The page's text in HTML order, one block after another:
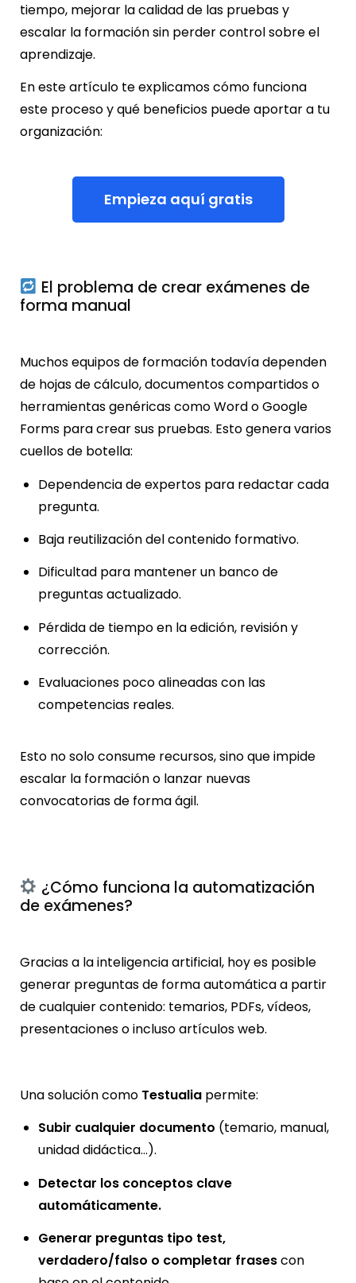
tiempo, mejorar la calidad de las pruebas y
escalar la formación sin perder control sobre el
aprendizaje.
En este artículo te explicamos cómo funciona
este proceso y qué beneficios puede aportar a tu
organización:
Empieza aquí gratis
El problema de crear exámenes de
forma manual
Muchos equipos de formación todavía dependen
de hojas de cálculo, documentos compartidos o
herramientas genéricas como Word o Google
Forms para crear sus pruebas. Esto genera varios
cuellos de botella:
Dependencia de expertos para redactar cada
pregunta.
Baja reutilización del contenido formativo.
Dificultad para mantener un banco de
preguntas actualizado.
Pérdida de tiempo en la edición, revisión y
corrección.
Evaluaciones poco alineadas con las
competencias reales.
Esto no solo consume recursos, sino que impide
escalar la formación o lanzar nuevas
convocatorias de forma ágil.
¿Cómo funciona la automatización
de exámenes?
Gracias a la inteligencia artificial, hoy es posible
generar preguntas de forma automática a partir
de cualquier contenido: temarios, PDFs, vídeos,
presentaciones o incluso artículos web.
Una solución como Testualia permite:
Subir cualquier documento (temario, manual,
unidad didáctica…).
Detectar los conceptos clave
automáticamente.
Generar preguntas tipo test,
verdadero/falso o completar frasescon